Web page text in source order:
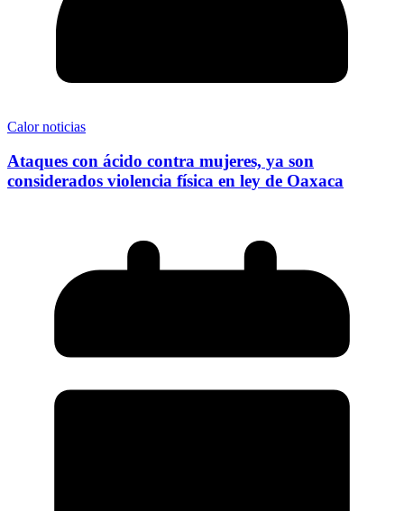
Calor noticias
Ataques con ácido contra mujeres, ya son
considerados violencia física en ley de Oaxaca